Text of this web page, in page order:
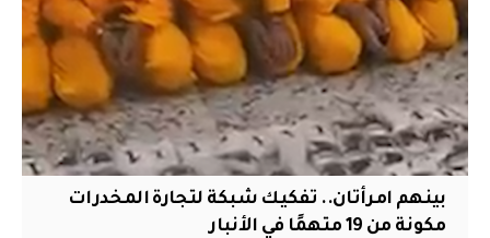
بينهم امرأتان.. تفكيك شبكة لتجارة المخدرات
مكونة من 19 متهمًا في الأنبار